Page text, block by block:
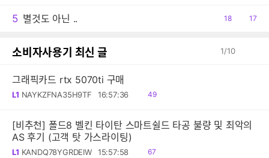
5 별것도 아닌 ..
공
18
댓
17
소비자사용기 최신 글 1/10
그래픽카드 rtx 5070ti 구매
L1 NAYKZFNA35H9TF 16:57:36
읽
49
[비추천] 폴드8 벨킨 타이탄 스마트쉴드 타공 불량 및 최악의
AS 후기 (고객 탓 가스라이팅)
L1 KANDQ78YGRDEIW 15:57:58
읽
67